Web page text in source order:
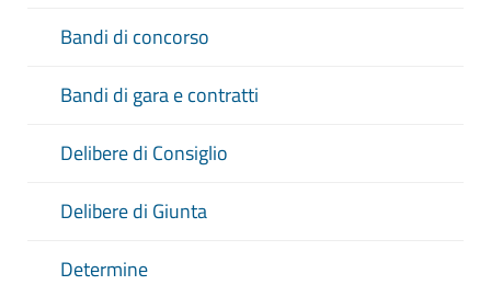
Bandi di concorso
Bandi di gara e contratti
Delibere di Consiglio
Delibere di Giunta
Determine